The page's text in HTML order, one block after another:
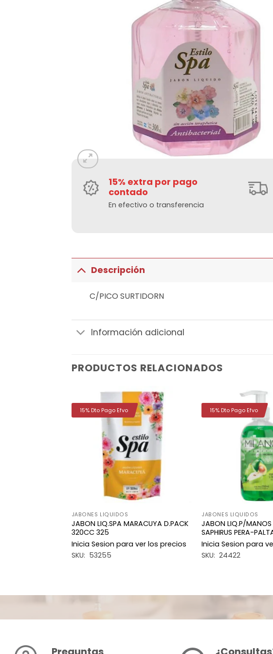
15% extra por pago
contado
En efectivo o transferencia
Descripción
C/PICO SURTIDORN
Información adicional
PRODUCTOS RELACIONADOS
JABONES LIQUIDOS
JABON LIQ.SPA MARACUYA D.PACK
320CC 325
Inicia Sesion para ver los precios
SKU: 53255
15% Dto Pago Efvo
JABONES LIQUIDOS
JABON LIQ.P/MANOS
SAPHIRUS PERA-
Inicia Sesion para
SKU: 24422
15% Dto Pago Efvo